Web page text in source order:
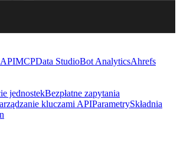
MCPData StudioBot AnalyticsAhrefs
jednostekBezpłatne zapytania
kluczami APIParametrySkładnia